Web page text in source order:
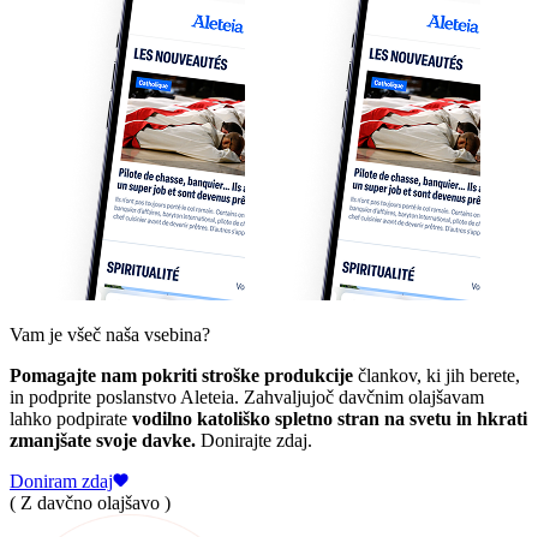
Vam je všeč naša vsebina?
Pomagajte nam pokriti stroške produkcije člankov, ki jih berete,
in podprite poslanstvo Aleteia. Zahvaljujoč davčnim olajšavam
lahko podpirate vodilno katoliško spletno stran na svetu in hkrati
zmanjšate svoje davke. Donirajte zdaj.
Doniram zdaj
( Z davčno olajšavo )